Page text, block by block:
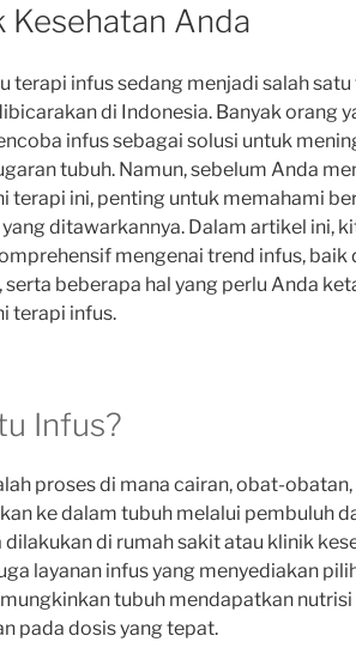
Kesehatan Anda
terapi infus sedang menjadi salah
di Indonesia. Banyak orang
infus sebagai solusi untuk
tubuh. Namun, sebelum Anda
terapi ini, penting untuk memahami
ditawarkannya. Dalam artikel ini,
mengenai trend infus, baik
serta beberapa hal yang perlu Anda
terapi infus.
Infus?
proses di mana cairan, obat-
ke dalam tubuh melalui pembuluh
dilakukan di rumah sakit atau klinik
layanan infus yang menyediakan
tubuh mendapatkan
pada dosis yang tepat.